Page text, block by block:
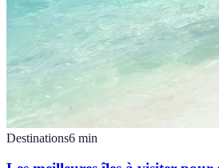
Destinations6 min